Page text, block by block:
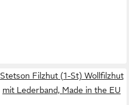
Stetson Filzhut (1-St) Wollfilzhut
mit Lederband, Made in the EU